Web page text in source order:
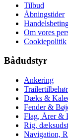
Tilbud
Åbningstider
Om vores
Cookiepolitik
Bådudstyr
Ankering
Trailertilbehør
Dæks &
Fender &
Flag, Årer &
Rig,
Navigation,